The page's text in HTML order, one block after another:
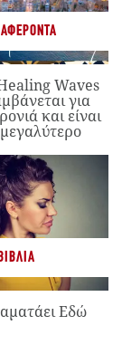
Waves
για
και είναι
Εδώ